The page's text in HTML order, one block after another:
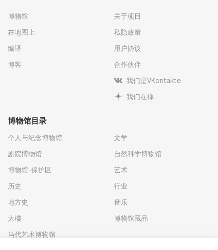
博物馆
在地图上
编译
博客
关于项目
私隐政策
用户协议
合作伙伴
我们是VKontakte
我们在禅
博物馆目录
个人与纪念博物馆
剧院博物馆
博物馆-保护区
历史
地方史
大樓
当代艺术博物馆
文学
自然科学博物馆
艺术
行业
音乐
博物馆藏品